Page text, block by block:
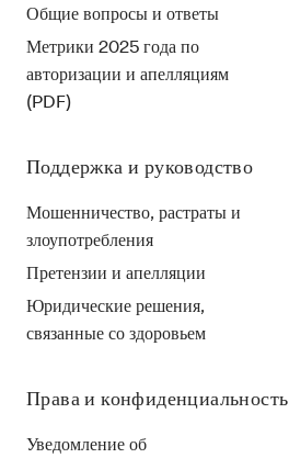
Общие вопросы и ответы
Метрики 2025 года по
авторизации и апелляциям
(PDF)
Поддержка и руководство
Мошенничество, растраты и
злоупотребления
Претензии и апелляции
Юридические решения,
связанные со здоровьем
Права и конфиденциальность
Уведомление об